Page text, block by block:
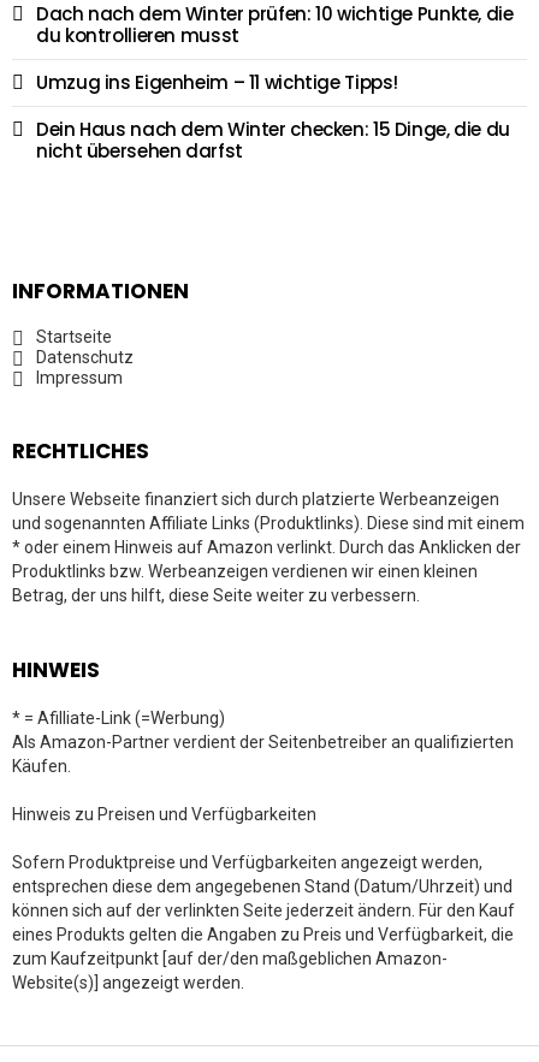
Dach nach dem Winter prüfen: 10 wichtige Punkte, die
du kontrollieren musst
Umzug ins Eigenheim – 11 wichtige Tipps!
Dein Haus nach dem Winter checken: 15 Dinge, die du
nicht übersehen darfst
INFORMATIONEN
Startseite
Datenschutz
Impressum
RECHTLICHES
Unsere Webseite finanziert sich durch platzierte Werbeanzeigen
und sogenannten Affiliate Links (Produktlinks). Diese sind mit einem
* oder einem Hinweis auf Amazon verlinkt. Durch das Anklicken der
Produktlinks bzw. Werbeanzeigen verdienen wir einen kleinen
Betrag, der uns hilft, diese Seite weiter zu verbessern.
HINWEIS
* = Afilliate-Link (=Werbung)
Als Amazon-Partner verdient der Seitenbetreiber an qualifizierten
Käufen.
Hinweis zu Preisen und Verfügbarkeiten
Sofern Produktpreise und Verfügbarkeiten angezeigt werden,
entsprechen diese dem angegebenen Stand (Datum/Uhrzeit) und
können sich auf der verlinkten Seite jederzeit ändern. Für den Kauf
eines Produkts gelten die Angaben zu Preis und Verfügbarkeit, die
zum Kaufzeitpunkt [auf der/den maßgeblichen Amazon-
Website(s)] angezeigt werden.